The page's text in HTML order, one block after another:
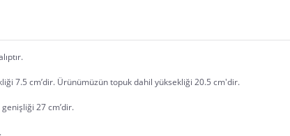
7.5 cm’dir. Ürünümüzün topuk dahil yüksekliği 20.5 cm'dir.
27 cm’dir.